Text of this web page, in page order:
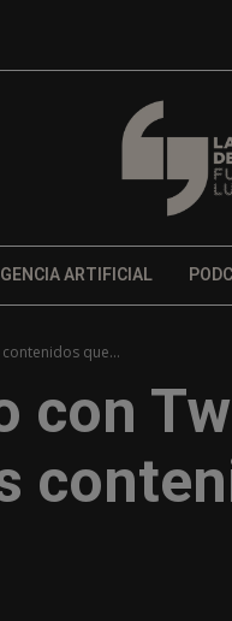
ARTIFICIAL
que...
con